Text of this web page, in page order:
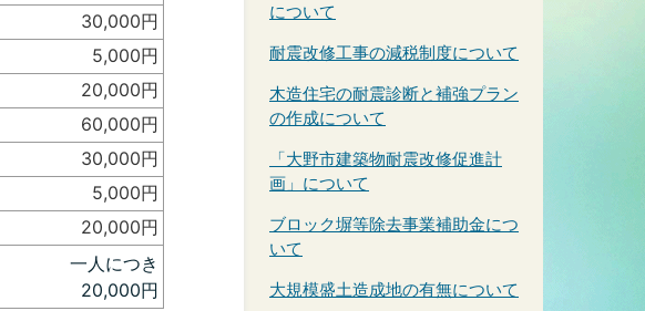
30,000円
5,000円
20,000円
60,000円
30,000円
5,000円
20,000円
一人につき
20,000円
について
耐震改修工事の減税制度について
木造住宅の耐震診断と補強プラン
の作成について
「大野市建築物耐震改修促進計
画」について
ブロック塀等除去事業補助金につ
いて
大規模盛土造成地の有無について